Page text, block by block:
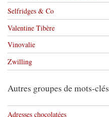
Selfridges & Co
Valentine Tibère
Vinovalie
Zwilling
Autres groupes de mots-clés
Adresses chocolatées